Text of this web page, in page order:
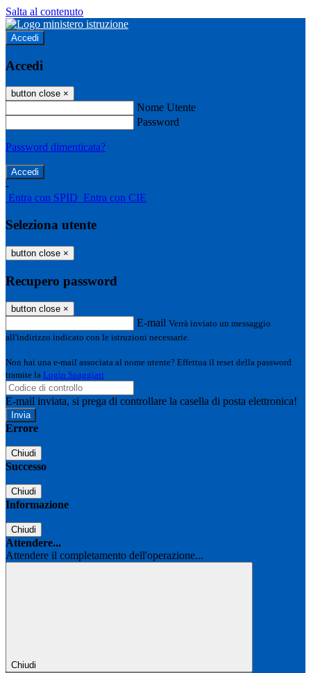
Salta al contenuto
Accedi
Accedi
button close ×
Nome Utente
Password
Password dimenticata?
-
Entra con SPID Entra con CIE
Seleziona utente
button close ×
Recupero password
button close ×
E-mail Verrà inviato un messaggio
all'indirizzo indicato con le istruzioni necessarie.
Non hai una e-mail associata al nome utente? Effettua il reset della password
tramite la Login Spaggiari
E-mail inviata, si prega di controllare la casella di posta elettronica!
Errore
Chiudi
Successo
Chiudi
Informazione
Chiudi
Attendere...
Attendere il completamento dell'operazione...
Chiudi